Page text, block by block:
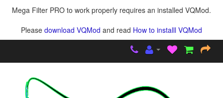
Mega Filter PRO to work properly requires an installed VQMod.
Please download VQMod and read How to installl VQMod